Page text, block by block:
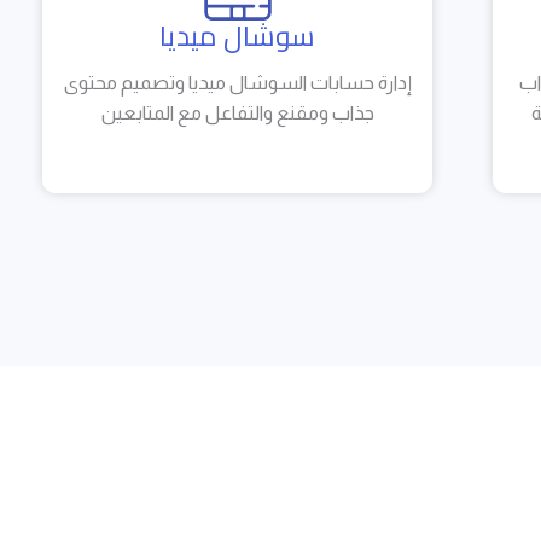
سوشال ميديا
إدارة حسابات السوشال ميديا وتصميم محتوى
جذاب ومقنع والتفاعل مع المتابعين